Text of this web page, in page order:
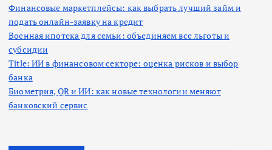
Финансовые маркетплейсы: как выбрать лучший займ и
подать онлайн-заявку на кредит
Военная ипотека для семьи: объединяем все льготы и
субсидии
Title: ИИ в финансовом секторе: оценка рисков и выбор
банка
Биометрия, QR и ИИ: как новые технологии меняют
банковский сервис